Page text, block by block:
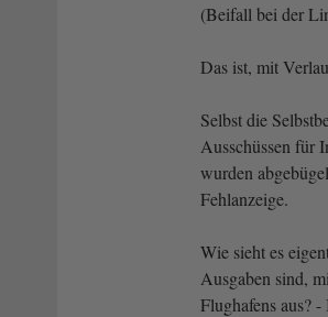
(Beifall bei der
Das ist, mit
Selbst die
Ausschüssen für
wurden
Fehlanzeige.
Wie sieht es
Ausgaben sind,
Flughafens aus?